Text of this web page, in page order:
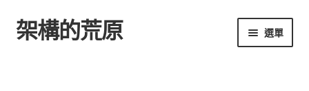
跳
至
跳
至
架構的荒原 選單